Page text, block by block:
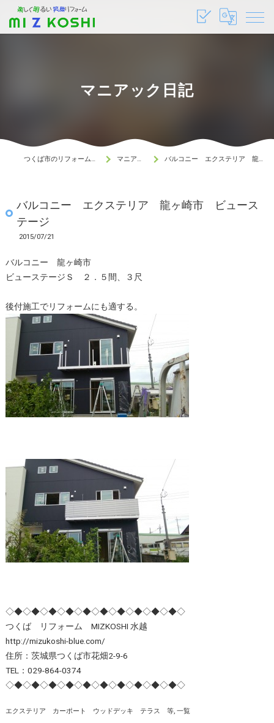
マニアック日記
つくば市のリフォームはMIZKOSHI 水越 マニアック日記 バルコニー エクステリア 龍ヶ崎市 ビューステージ
バルコニー エクステリア 龍ヶ崎市 ビュース
テージ
2015/07/21
バルコニー 龍ヶ崎市
ビューステージＳ ２．５間、３尺
後付施工でリフォームにも適する。
◇◆◇◆◇◆◇◆◇◆◇◆◇◆◇◆◇◆◇◆◇
つくば リフォーム MIZKOSHI 水越
http://mizukoshi-blue.com/
住所：茨城県つくば市花畑2-9-6
TEL：029-864-0374
◇◆◇◆◇◆◇◆◇◆◇◆◇◆◇◆◇◆◇◆◇
エクステリア カーポート ウッドデッキ テラス 等 一覧